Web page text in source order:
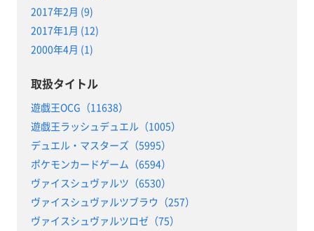
2017年2月 (9)
2017年1月 (12)
2000年4月 (1)
取扱タイトル
遊戯王OCG（11638）
遊戯王ラッシュデュエル（1005）
デュエル・マスターズ（5995）
ポケモンカードゲーム（6594）
ヴァイスシュヴァルツ（6530）
ヴァイスシュヴァルツブラウ（257）
ヴァイスシュヴァルツロゼ（75）